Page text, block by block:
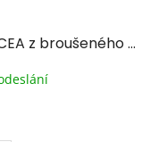
Zelené květinové náušnice VICEA z broušeného skla